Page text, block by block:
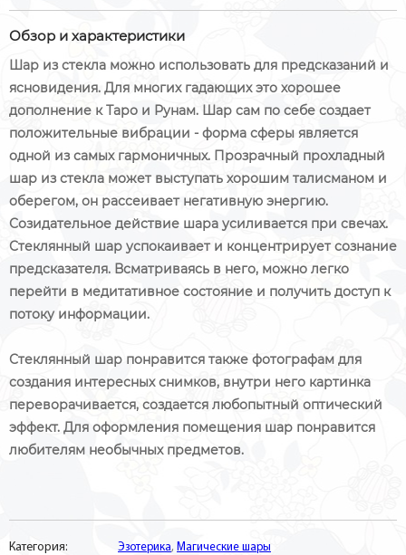
Обзор и характеристики
Шар из стекла можно использовать для предсказаний и
ясновидения. Для многих гадающих это хорошее
дополнение к Таро и Рунам. Шар сам по себе создает
положительные вибрации - форма сферы является
одной из самых гармоничных. Прозрачный прохладный
шар из стекла может выступать хорошим талисманом и
оберегом, он рассеивает негативную энергию.
Созидательное действие шара усиливается при свечах.
Стеклянный шар успокаивает и концентрирует сознание
предсказателя. Всматриваясь в него, можно легко
перейти в медитативное состояние и получить доступ к
потоку информации.
Стеклянный шар понравится также фотографам для
создания интересных снимков, внутри него картинка
переворачивается, создается любопытный оптический
эффект. Для оформления помещения шар понравится
любителям необычных предметов.
Категория: Эзотерика, Магические шары